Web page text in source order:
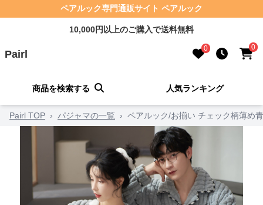
ペアルック専門通販サイト ペアルック
10,000円以上のご購入で送料無料
Pairl 0 0
商品を検索する 人気ランキング
Pairl TOP › パジャマの一覧 › ペアルック/お揃い チェック柄薄め